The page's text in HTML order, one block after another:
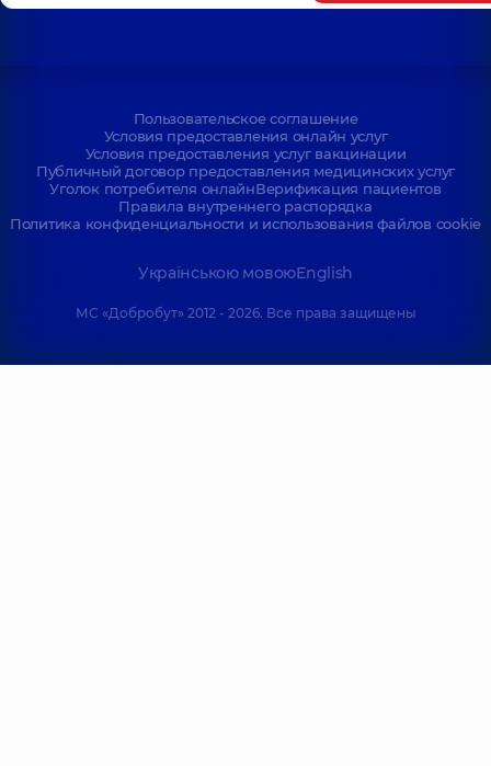
Пользовательское соглашение
Условия предоставления онлайн услуг
Условия предоставления услуг вакцинации
Публичный договор предоставления медицинских услуг
Уголок потребителя онлайнВерификация пациентов
Правила внутреннего распорядка
Политика конфиденциальности и использования файлов cookie
Українською мовоюEnglish
МС «Добробут» 2012 - 2026. Все права защищены